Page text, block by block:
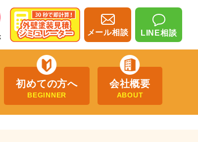
メール相談 LINE相談
初めての方へ
BEGINNER
会社概要
ABOUT